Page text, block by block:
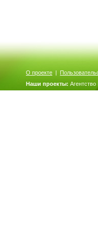
О проекте |
Наши проекты: